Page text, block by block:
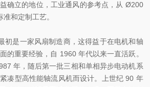
确立的地位，工业通风的参考点，从 Ø200
和定制工艺。
初是一家风扇制造商，这得益于在电机和轴
的重要经验，自 1960 年代以来一直活跃。
年，随后第一批三相和单相异步电动机系
凑型高性能轴流风机而设计。上世纪 90 年